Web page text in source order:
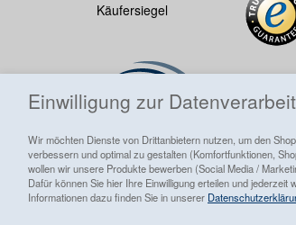
Einwilligung zur
Wir möchten Dienste von Drittanbietern nutzen, um den
verbessern und optimal zu gestalten (Komfortfunktionen,
wollen wir unsere Produkte bewerben (Social Media /
Dafür können Sie hier Ihre Einwilligung erteilen und jederzeit
Informationen dazu finden Sie in unserer